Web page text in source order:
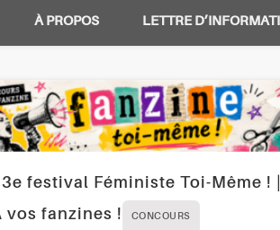
À PROPOS LETTRE
festival Féministe Toi-Même !
vos fanzines !
CONCOURS